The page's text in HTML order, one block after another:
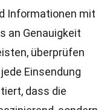
Informationen mit
an Genauigkeit
überprüfen
jede Einsendung
dass die